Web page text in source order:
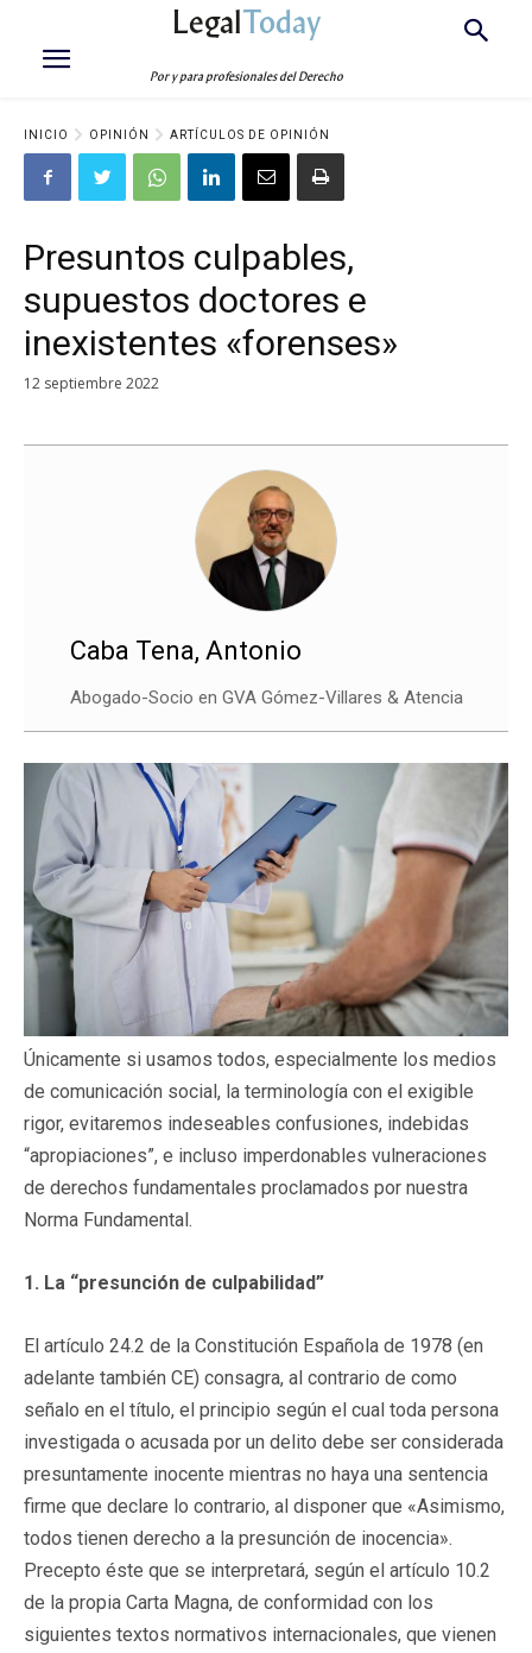
LegalToday
Por y para profesionales del Derecho
INICIO OPINIÓN ARTÍCULOS DE OPINIÓN
Presuntos culpables,
supuestos doctores e
inexistentes «forenses»
12 septiembre 2022
Caba Tena, Antonio
Abogado-Socio en GVA Gómez-Villares & Atencia
Únicamente si usamos todos, especialmente los medios
de comunicación social, la terminología con el exigible
rigor, evitaremos indeseables confusiones, indebidas
“apropiaciones”, e incluso imperdonables vulneraciones
de derechos fundamentales proclamados por nuestra
Norma Fundamental.
1. La “presunción de culpabilidad”
El artículo 24.2 de la Constitución Española de 1978 (en
adelante también CE) consagra, al contrario de como
señalo en el título, el principio según el cual toda persona
investigada o acusada por un delito debe ser considerada
presuntamente inocente mientras no haya una sentencia
firme que declare lo contrario, al disponer que «Asimismo,
todos tienen derecho a la presunción de inocencia».
Precepto éste que se interpretará, según el artículo 10.2
de la propia Carta Magna, de conformidad con los
siguientes textos normativos internacionales, que vienen